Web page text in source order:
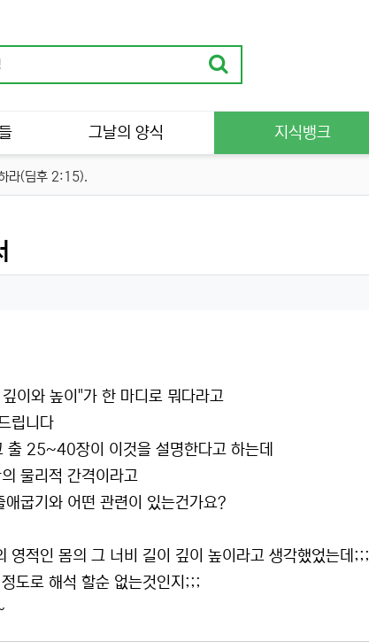
그날의 양식 지식뱅크
라(딤후 2:15).
이와 높이"가 한 마디로 뭐다라고
립니다
출 25~40장이 이것을 설명한다고 하는데
물리적 간격이라고
굽기와 어떤 관련이 있는건가요?
영적인 몸의 그 너비 길이 깊이 높이라고 생각했었는데;;;
도로 해석 할순 없는것인지;;;